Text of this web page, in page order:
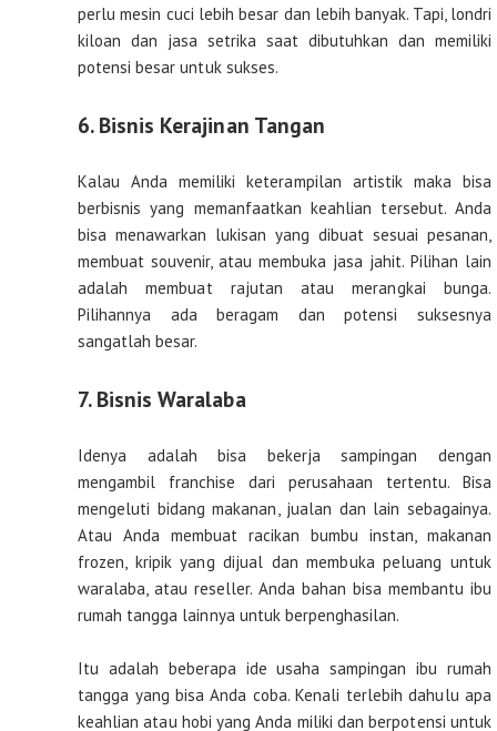
perlu mesin cuci lebih besar dan lebih banyak. Tapi, londri
kiloan dan jasa setrika saat dibutuhkan dan memiliki
potensi besar untuk sukses.
6. Bisnis Kerajinan Tangan
Kalau Anda memiliki keterampilan artistik maka bisa
berbisnis yang memanfaatkan keahlian tersebut. Anda
bisa menawarkan lukisan yang dibuat sesuai pesanan,
membuat souvenir, atau membuka jasa jahit. Pilihan lain
adalah membuat rajutan atau merangkai bunga.
Pilihannya ada beragam dan potensi suksesnya
sangatlah besar.
7. Bisnis Waralaba
Idenya adalah bisa bekerja sampingan dengan
mengambil franchise dari perusahaan tertentu. Bisa
mengeluti bidang makanan, jualan dan lain sebagainya.
Atau Anda membuat racikan bumbu instan, makanan
frozen, kripik yang dijual dan membuka peluang untuk
waralaba, atau reseller. Anda bahan bisa membantu ibu
rumah tangga lainnya untuk berpenghasilan.
Itu adalah beberapa ide usaha sampingan ibu rumah
tangga yang bisa Anda coba. Kenali terlebih dahulu apa
keahlian atau hobi yang Anda miliki dan berpotensi untuk